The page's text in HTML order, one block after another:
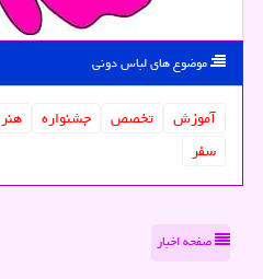
موضوع های لباس دونی
آموزش تخصص جشنواره هنر
سفر
صفحه اخبار